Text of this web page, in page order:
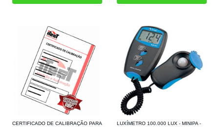
CERTIFICADO DE CALIBRAÇÃO PARA
LUXÍMETRO 100.000 LUX - MINIPA -